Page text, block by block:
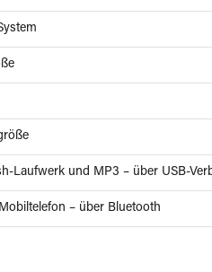
Laufwerk und MP3 – über USB-
– über Bluetooth